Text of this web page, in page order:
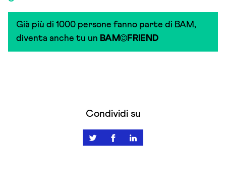
Già più di 1000 persone fanno parte di BAM,
diventa anche tu un BAM FRIEND
Condividi su